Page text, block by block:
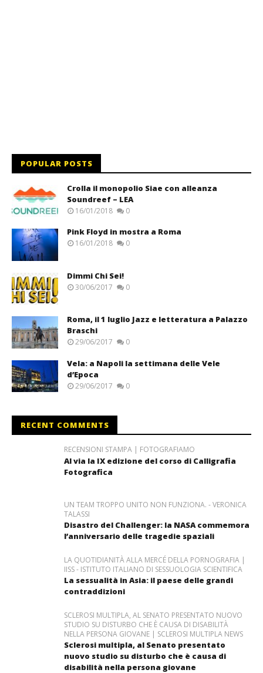
POPULAR POSTS
Crolla il monopolio Siae con alleanza
Soundreef – LEA
16/01/2018 0
Pink Floyd in mostra a Roma
16/01/2018 0
Dimmi Chi Sei!
30/06/2017 0
Roma, il 1 luglio Jazz e letteratura a Palazzo
Braschi
29/06/2017 0
Vela: a Napoli la settimana delle Vele
d’Epoca
29/06/2017 0
RECENT COMMENTS
RECENSIONI STAMPA | FOTOGRAFIAMO
Al via la IX edizione del corso di Calligrafia
Fotografica
UN TEAM TROPPO UNITO NON FUNZIONA. - VERONICA
TALASSI
Disastro del Challenger: la NASA commemora
l’anniversario delle tragedie spaziali
LA QUOTIDIANITÀ ALLA MERCÉ DELLA PORNOGRAFIA |
IISS - ISTITUTO ITALIANO DI SESSUOLOGIA SCIENTIFICA
La sessualità in Asia: il paese delle grandi
contraddizioni
SCLEROSI MULTIPLA, AL SENATO PRESENTATO NUOVO
STUDIO SU DISTURBO CHE È CAUSA DI DISABILITÀ
NELLA PERSONA GIOVANE | SCLEROSI MULTIPLA NEWS
Sclerosi multipla, al Senato presentato
nuovo studio su disturbo che è causa di
disabilità nella persona giovane